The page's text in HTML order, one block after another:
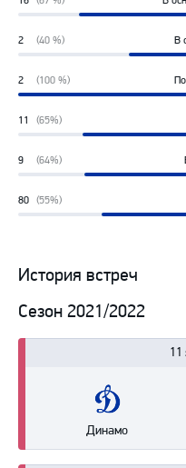
2
(40 %) В
2
(100 %)
11
(65%)
9
(64%)
80 (55%)
История встреч
Сезон 2021/2022
11
Динамо